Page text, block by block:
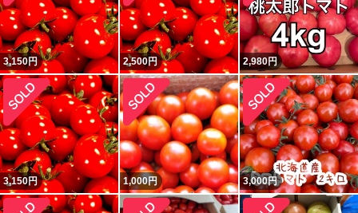
3,150円 2,500円 2,980円
3,150円 1,000円 3,000円